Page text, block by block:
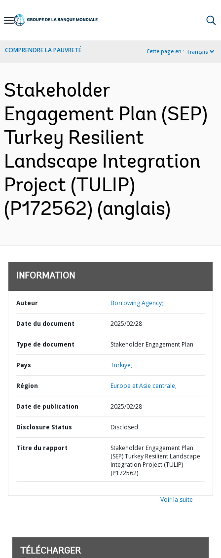
Skip
Navigation
COMPRENDRE LA PAUVRETÉ Cette page en : Français
Stakeholder
Engagement Plan (SEP)
Turkey Resilient
Landscape Integration
Project (TULIP)
(P172562) (anglais)
INFORMATION
Auteur Borrowing Agency;
Date du document 2025/02/28
Type de document Stakeholder Engagement Plan
Pays Turkiye,
Région Europe et Asie centrale,
Date de publication 2025/02/28
Disclosure Status Disclosed
Titre du rapport
Stakeholder Engagement Plan
(SEP) Turkey Resilient Landscape
Integration Project (TULIP)
(P172562)
Voir la suite
TÉLÉCHARGER